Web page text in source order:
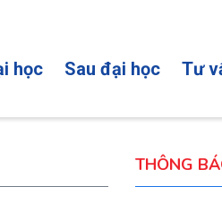
học Sau đại học Tư
THÔNG